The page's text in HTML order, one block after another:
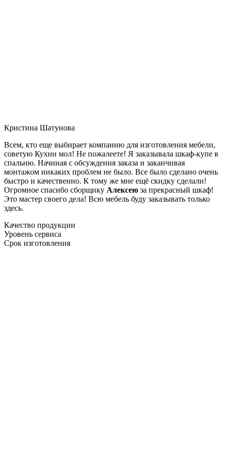
Кристина Шатунова
Всем, кто еще выбирает компанию для изготовления мебели,
советую Кухни мол! Не пожалеете! Я заказывала шкаф-купе в
спальню. Начиная с обсуждения заказа и заканчивая
монтажом никаких проблем не было. Все было сделано очень
быстро и качественно. К тому же мне ещё скидку сделали!
Огромное спасибо сборщику Алексею за прекрасный шкаф!
Это мастер своего дела! Всю мебель буду заказывать только
здесь.
Качество продукции
Уровень сервиса
Срок изготовления